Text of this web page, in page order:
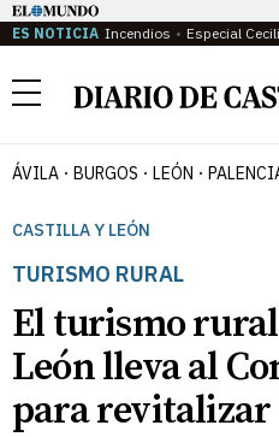
ES NOTICIA Incendios Especial
Menú
ÁVILA BURGOS LEÓN
CASTILLA Y LEÓN
TURISMO RURAL
El turismo
León lleva al
para revitalizar